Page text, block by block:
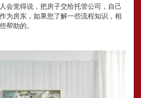
会觉得说，把房子交给托管公司，自己
为房东，如果您了解一些流程知识，相
帮助的。